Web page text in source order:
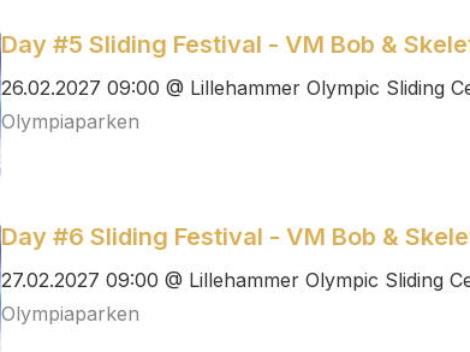
Day #5 Sliding Festival - VM Bob &
26.02.2027 09:00 @ Lillehammer Olympic Sliding
Olympiaparken
Day #6 Sliding Festival - VM Bob &
27.02.2027 09:00 @ Lillehammer Olympic Sliding
Olympiaparken